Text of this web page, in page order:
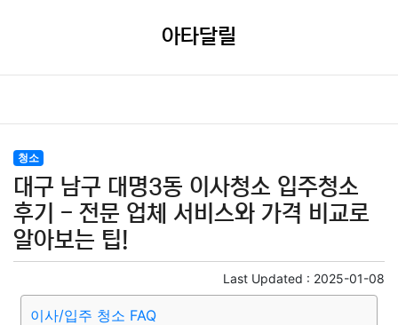
아타달릴
청소
대구 남구 대명3동 이사청소 입주청소
후기 - 전문 업체 서비스와 가격 비교로
알아보는 팁!
Last Updated : 2025-01-08
이사/입주 청소 FAQ